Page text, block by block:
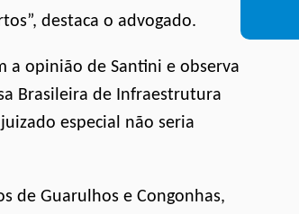
destaca o advogado.
a opinião de Santini e observa
Brasileira de Infraestrutura
especial não seria
de Guarulhos e Congonhas,